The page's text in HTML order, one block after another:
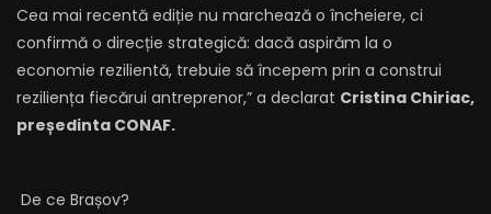
Cea mai recentă ediție nu marchează o încheiere, ci
confirmă o direcție strategică: dacă aspirăm la o
economie rezilientă, trebuie să începem prin a construi
reziliența fiecărui antreprenor,” a declarat Cristina Chiriac,
președinta CONAF.
De ce Brașov?